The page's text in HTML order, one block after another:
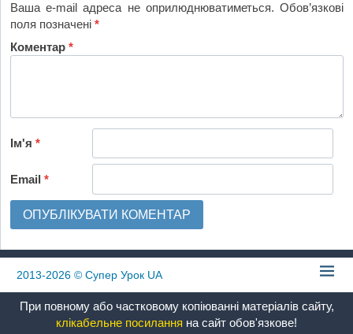
Ваша e-mail адреса не оприлюднюватиметься. Обов’язкові
поля позначені*
Коментар*
Ім'я*
Email*
2013-2026 © Супер Урок UA
При повному або частковому копіюванні матеріалів сайту,
клікабельне посилання на сайт обов'язкове!